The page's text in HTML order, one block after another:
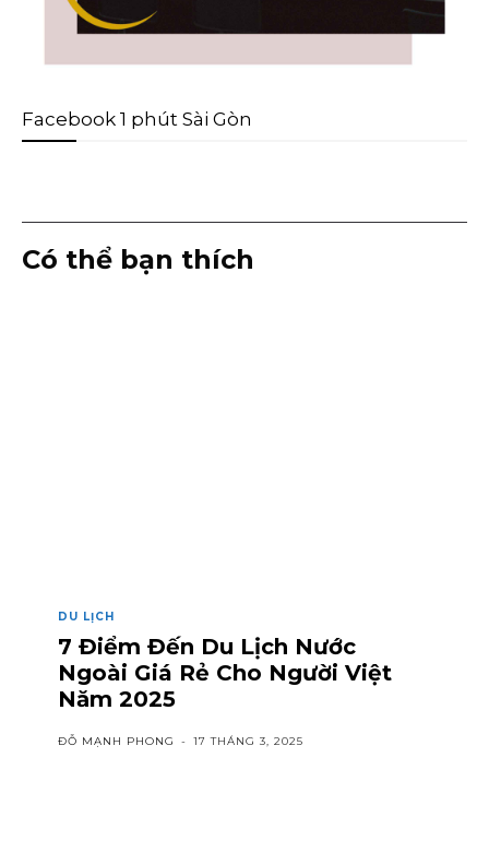
Facebook 1 phút Sài Gòn
Có thể bạn thích
DU LỊCH
7 Điểm Đến Du Lịch Nước
Ngoài Giá Rẻ Cho Người Việt
Năm 2025
ĐỖ MẠNH PHONG - 17 THÁNG 3, 2025